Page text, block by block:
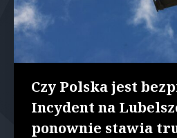
Czy Polska jest
Incydent na
ponownie stawia